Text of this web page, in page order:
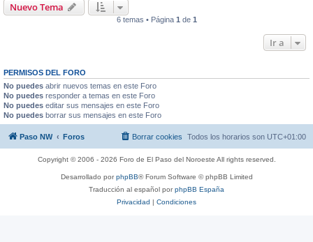
Nuevo Tema
6 temas • Página 1 de 1
Ir a
PERMISOS DEL FORO
No puedes abrir nuevos temas en este Foro
No puedes responder a temas en este Foro
No puedes editar sus mensajes en este Foro
No puedes borrar sus mensajes en este Foro
Paso NW Foros Todos los horarios son UTC+01:00
Borrar cookies
Copyright © 2006 - 2026 Foro de El Paso del Noroeste All rights reserved.
Desarrollado porphpBB® Forum Software © phpBB Limited
Traducción al español porphpBB España
Privacidad | Condiciones